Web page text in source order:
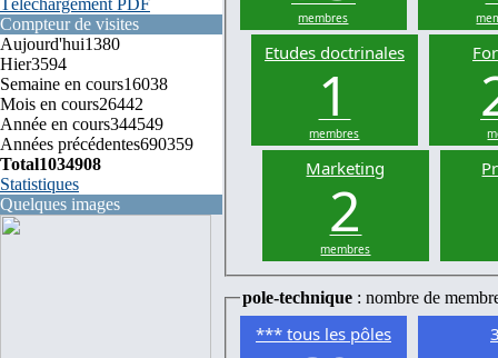
Téléchargement PDF
Compteur de visites
Aujourd'hui1380
Hier3594
Semaine en cours16038
Mois en cours26442
Année en cours344549
Années précédentes690359
Total1034908
Statistiques
Quelques images
membres
Etudes doctrinales
1
membres
Marketing
2
membres
pole-technique : nombre de
*** tous les pôles